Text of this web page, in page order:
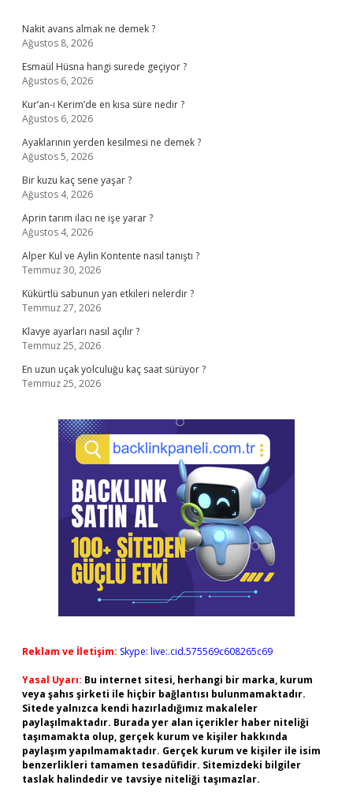
Nakit avans almak ne demek ?
Ağustos 8, 2026
Esmaül Hüsna hangi surede geçiyor ?
Ağustos 6, 2026
Kur’an-ı Kerim’de en kısa süre nedir ?
Ağustos 6, 2026
Ayaklarının yerden kesilmesi ne demek ?
Ağustos 5, 2026
Bir kuzu kaç sene yaşar ?
Ağustos 4, 2026
Aprin tarım ilacı ne işe yarar ?
Ağustos 4, 2026
Alper Kul ve Aylin Kontente nasıl tanıştı ?
Temmuz 30, 2026
Kükürtlü sabunun yan etkileri nelerdir ?
Temmuz 27, 2026
Klavye ayarları nasıl açılır ?
Temmuz 25, 2026
En uzun uçak yolculuğu kaç saat sürüyor ?
Temmuz 25, 2026
Reklam ve İletişim: Skype: live:.cid.575569c608265c69
Yasal Uyarı: Bu internet sitesi, herhangi bir marka, kurum
veya şahıs şirketi ile hiçbir bağlantısı bulunmamaktadır.
Sitede yalnızca kendi hazırladığımız makaleler
paylaşılmaktadır. Burada yer alan içerikler haber niteliği
taşımamakta olup, gerçek kurum ve kişiler hakkında
paylaşım yapılmamaktadır. Gerçek kurum ve kişiler ile isim
benzerlikleri tamamen tesadüfidir. Sitemizdeki bilgiler
taslak halindedir ve tavsiye niteliği taşımazlar.